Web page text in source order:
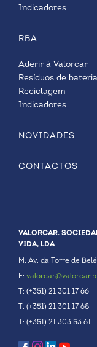
Indicadores
RBA
Aderir à Valorcar
Resíduos de
Reciclagem
Indicadores
NOVIDADES
CONTACTOS
VALORCAR.
VIDA, LDA
M: Av. da Torre de
E:
T: (+351) 21 301 17 66
T: (+351) 21 301 17 68
T: (+351) 21 303 53 61